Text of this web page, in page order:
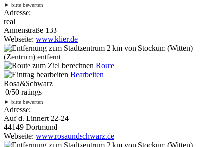
► bitte bewerten
Adresse:
real
Annenstraße 133
Webseite: www.klier.de
2 km von Stockum (Witten)
(Zentrum) entfernt
Route
Bearbeiten
Rosa&Schwarz
0/50 ratings
► bitte bewerten
Adresse:
Auf d. Linnert 22-24
44149 Dortmund
Webseite: www.rosaundschwarz.de
2 km von Stockum (Witten)